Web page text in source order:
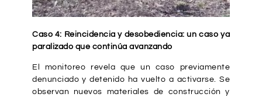
Caso 4: Reincidencia y desobediencia: un caso ya
paralizado que continúa avanzando
El monitoreo revela que un caso previamente
denunciado y detenido ha vuelto a activarse. Se
observan nuevos materiales de construcción y